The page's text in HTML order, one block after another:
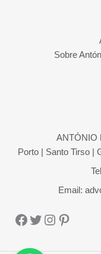
Sobre
ANTÓNIO
Porto | Santo Tirso |
Email:
Facebook
Twitter
Instagram